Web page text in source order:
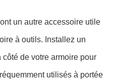
un autre accessoire utile
à outils. Installez un
de votre armoire pour
utilisés à portée